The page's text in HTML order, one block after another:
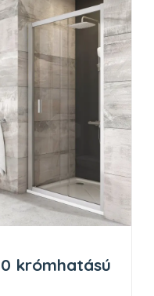
krómhatású